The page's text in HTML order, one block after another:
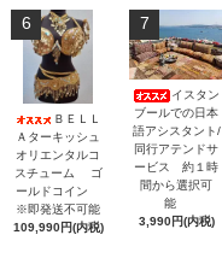
6
ＢＥＬＬ
Ａターキッシュ
オリエンタルコ
スチューム ゴ
ールドコイン
※即発送不可能
109,990円(内税)
7
イスタン
ブールでの日本
語アシスタント/
同行アテンドサ
ービス 約１時
間から選択可
能
3,990円(内税)